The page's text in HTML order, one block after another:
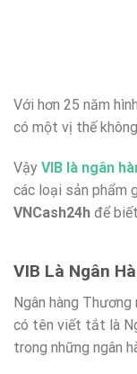
Với hơn 25 năm
có một vị thế
Vậy VIB là ngân
các loại sản phẩm
VNCash24h để
VIB Là Ngân
Ngân hàng
có tên viết tắt là
trong những ngân